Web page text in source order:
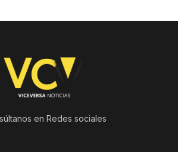
en Redes sociales